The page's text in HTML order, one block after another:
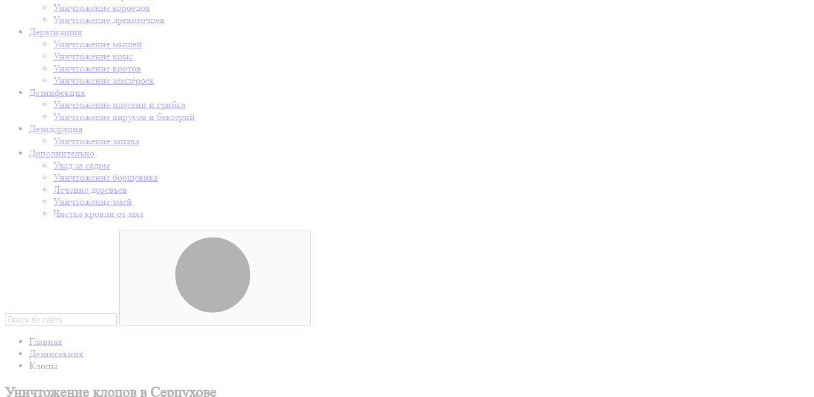
Уничтожение короедов
Уничтожение древоточцев
Дератизация
Уничтожение мышей
Уничтожение крыс
Уничтожение кротов
Уничтожение землероек
Дезинфекция
Уничтожение плесени и грибка
Уничтожение вирусов и бактерий
Дезодорация
Уничтожение запаха
Дополнительно
Уход за садом
Уничтожение борщевика
Лечение деревьев
Уничтожение змей
Чистка кровли от мха
Главная
Дезинсекция
Клопы
Уничтожение клопов в Серпухове